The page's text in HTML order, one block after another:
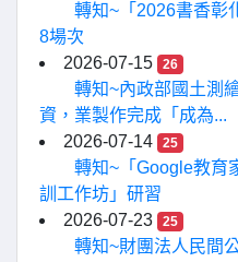
轉知~「2026書香彰
8場次
2026-07-15
26
轉知~內政部國土測
資，業製作完成「成為...
2026-07-14
25
轉知~「Google教育
訓工作坊」研習
2026-07-23
25
轉知~財團法人民間